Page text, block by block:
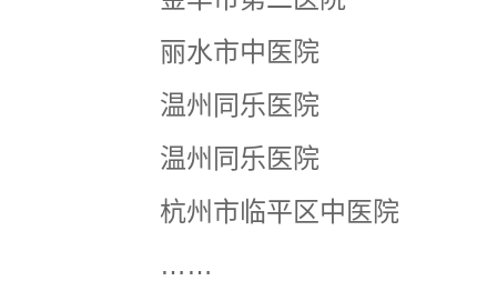
丽水市中医院
温州同乐医院
温州同乐医院
杭州市临平区中医院
……